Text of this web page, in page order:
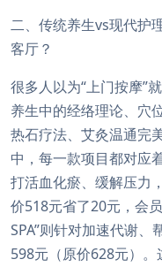
二、传统养生vs现代护
客厅？
很多人以为“上门按摩”
养生中的经络理论、穴
热石疗法、艾灸温通完
中，每一款项目都对应
打活血化瘀、缓解压力
价518元省了20元，会
SPA”则针对加速代谢
598元（原价628元）。